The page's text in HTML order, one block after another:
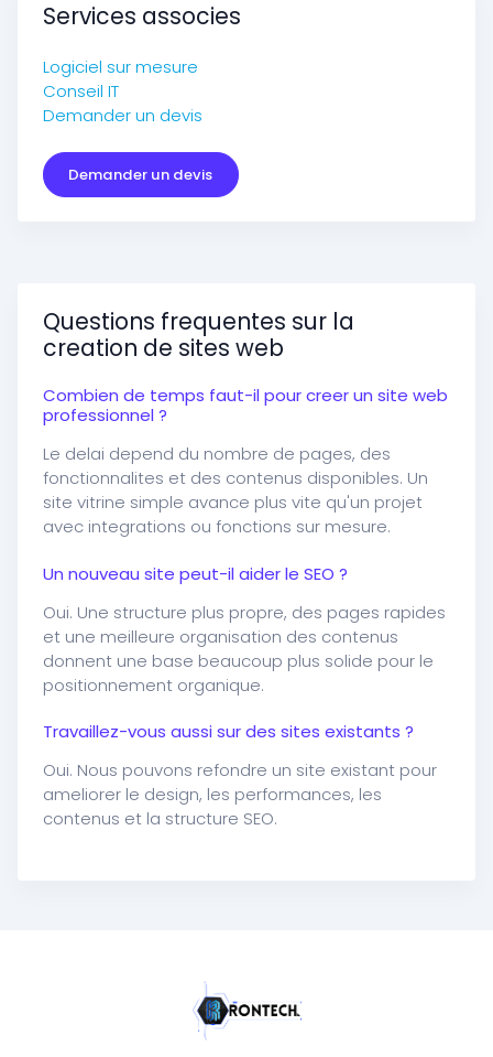
Services associes
Logiciel sur mesure
Conseil IT
Demander un devis
Demander un devis
Questions frequentes sur la
creation de sites web
Combien de temps faut-il pour creer un site web
professionnel ?
Le delai depend du nombre de pages, des
fonctionnalites et des contenus disponibles. Un
site vitrine simple avance plus vite qu'un projet
avec integrations ou fonctions sur mesure.
Un nouveau site peut-il aider le SEO ?
Oui. Une structure plus propre, des pages rapides
et une meilleure organisation des contenus
donnent une base beaucoup plus solide pour le
positionnement organique.
Travaillez-vous aussi sur des sites existants ?
Oui. Nous pouvons refondre un site existant pour
ameliorer le design, les performances, les
contenus et la structure SEO.